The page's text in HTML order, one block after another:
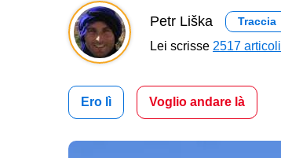
Petr Liška Traccia
Lei scrisse 2517 articoli
Ero lì Voglio andare là